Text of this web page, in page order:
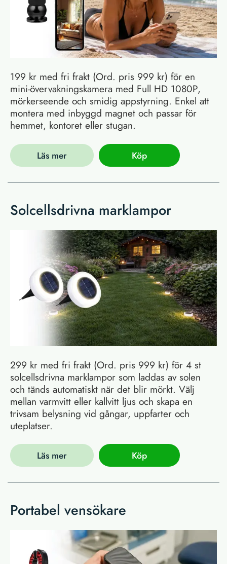
199 kr med fri frakt (Ord. pris 999 kr) för en
mini-övervakningskamera med Full HD 1080P,
mörkerseende och smidig appstyrning. Enkel att
montera med inbyggd magnet och passar för
hemmet, kontoret eller stugan.
Läs mer Köp
Solcellsdrivna marklampor
299 kr med fri frakt (Ord. pris 999 kr) för 4 st
solcellsdrivna marklampor som laddas av solen
och tänds automatiskt när det blir mörkt. Välj
mellan varmvitt eller kallvitt ljus och skapa en
trivsam belysning vid gångar, uppfarter och
uteplatser.
Läs mer Köp
Portabel vensökare